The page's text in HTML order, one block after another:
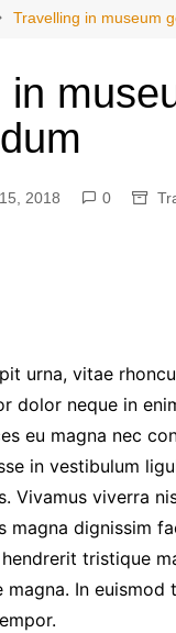
Travelling in museum
in
2018 0
urna, vitae
dolor neque in
eu magna nec
in vestibulum
Vivamus viverra
magna dignissim
tristique
In